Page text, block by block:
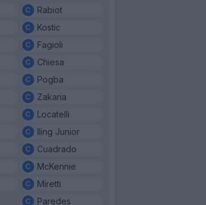
Rabiot
Kostic
Fagioli
Chiesa
Pogba
Zakaria
Locatelli
Iling Junior
Cuadrado
McKennie
Miretti
Paredes